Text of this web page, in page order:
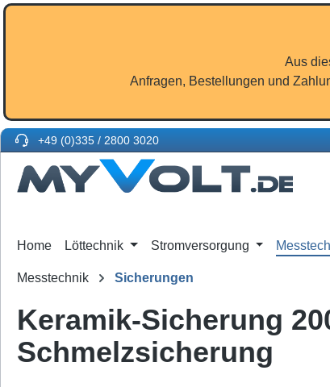
Aus
Anfragen, Bestellungen und
+49 (0)335 / 2800 3020
Home Löttechnik Stromversorgung
Messtechnik Sicherungen
Keramik-Sicherung
Schmelzsicherung